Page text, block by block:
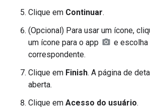
Clique em Continuar.
(Opcional) Para usar um ícone,
um ícone para o app
e escolha
correspondente.
Clique em Finish. A página de
aberta.
Clique em Acesso do usuário.